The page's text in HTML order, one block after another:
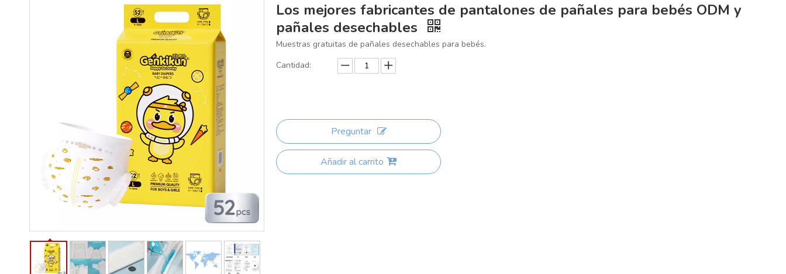
Los mejores fabricantes de pantalones de pañales para bebés ODM y
pañales desechables
Muestras gratuitas de pañales desechables para bebés.
Cantidad:
Preguntar
Añadir al carrito